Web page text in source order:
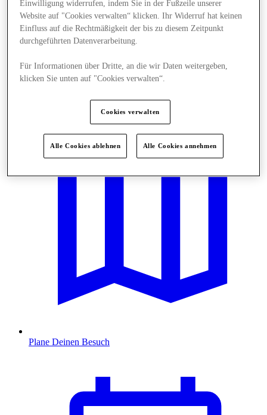
Plane Deinen Besuch
Einwilligung widerrufen, indem Sie in der Fußzeile unserer
Website auf "Cookies verwalten“ klicken. Ihr Widerruf hat keinen
Einfluss auf die Rechtmäßigkeit der bis zu diesem Zeitpunkt
durchgeführten Datenverarbeitung.
Für Informationen über Dritte, an die wir Daten weitergeben,
klicken Sie unten auf "Cookies verwalten“.
Cookies verwalten
Alle Cookies ablehnen Alle Cookies annehmen